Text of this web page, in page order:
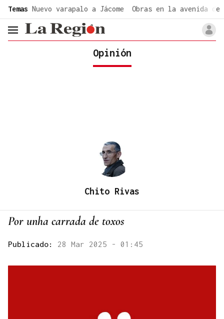
Temas Nuevo varapalo a Jácome Obras en la avenida de
header.menu.open
Opinión
Chito Rivas
Por unha carrada de toxos
Publicado: 28 Mar 2025 - 01:45